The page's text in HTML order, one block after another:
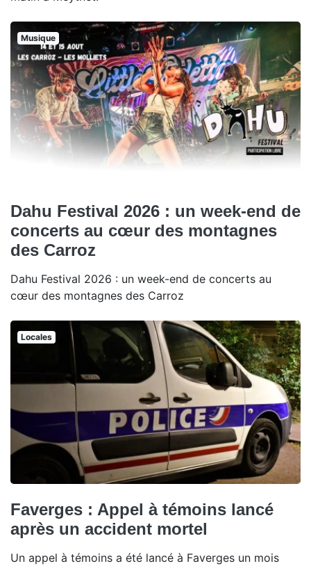
Musique
Dahu Festival 2026 : un week-end de
concerts au cœur des montagnes
des Carroz
Dahu Festival 2026 : un week-end de concerts au
cœur des montagnes des Carroz
Locales
Faverges : Appel à témoins lancé
après un accident mortel
Un appel à témoins a été lancé à Faverges un mois